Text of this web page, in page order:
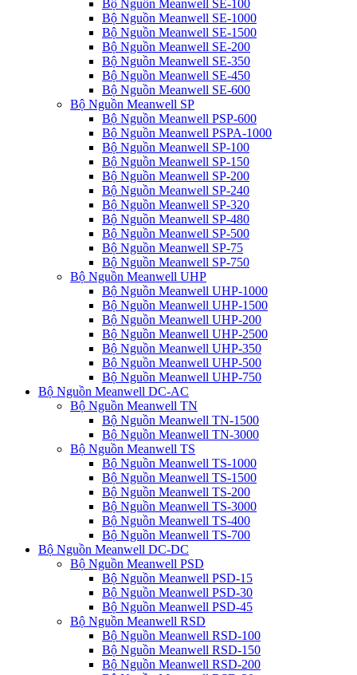
Bộ Nguồn Meanwell SE-100
Bộ Nguồn Meanwell SE-1000
Bộ Nguồn Meanwell SE-1500
Bộ Nguồn Meanwell SE-200
Bộ Nguồn Meanwell SE-350
Bộ Nguồn Meanwell SE-450
Bộ Nguồn Meanwell SE-600
Bộ Nguồn Meanwell SP
Bộ Nguồn Meanwell PSP-600
Bộ Nguồn Meanwell PSPA-1000
Bộ Nguồn Meanwell SP-100
Bộ Nguồn Meanwell SP-150
Bộ Nguồn Meanwell SP-200
Bộ Nguồn Meanwell SP-240
Bộ Nguồn Meanwell SP-320
Bộ Nguồn Meanwell SP-480
Bộ Nguồn Meanwell SP-500
Bộ Nguồn Meanwell SP-75
Bộ Nguồn Meanwell SP-750
Bộ Nguồn Meanwell UHP
Bộ Nguồn Meanwell UHP-1000
Bộ Nguồn Meanwell UHP-1500
Bộ Nguồn Meanwell UHP-200
Bộ Nguồn Meanwell UHP-2500
Bộ Nguồn Meanwell UHP-350
Bộ Nguồn Meanwell UHP-500
Bộ Nguồn Meanwell UHP-750
Bộ Nguồn Meanwell DC-AC
Bộ Nguồn Meanwell TN
Bộ Nguồn Meanwell TN-1500
Bộ Nguồn Meanwell TN-3000
Bộ Nguồn Meanwell TS
Bộ Nguồn Meanwell TS-1000
Bộ Nguồn Meanwell TS-1500
Bộ Nguồn Meanwell TS-200
Bộ Nguồn Meanwell TS-3000
Bộ Nguồn Meanwell TS-400
Bộ Nguồn Meanwell TS-700
Bộ Nguồn Meanwell DC-DC
Bộ Nguồn Meanwell PSD
Bộ Nguồn Meanwell PSD-15
Bộ Nguồn Meanwell PSD-30
Bộ Nguồn Meanwell PSD-45
Bộ Nguồn Meanwell RSD
Bộ Nguồn Meanwell RSD-100
Bộ Nguồn Meanwell RSD-150
Bộ Nguồn Meanwell RSD-200